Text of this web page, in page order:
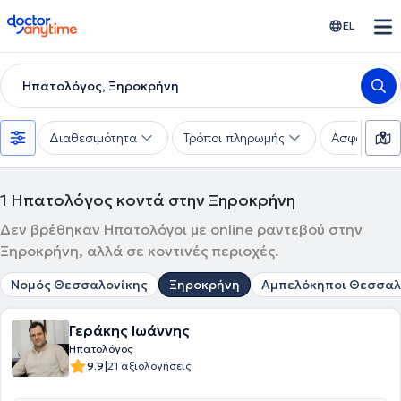
doctoranytime EL
Ηπατολόγος, Ξηροκρήνη
Διαθεσιμότητα Τρόποι πληρωμής
1 Ηπατολόγος κοντά στην Ξηροκρήνη
Δεν βρέθηκαν Ηπατολόγοι με online ραντεβού στην
Ξηροκρήνη, αλλά σε κοντινές περιοχές.
Νομός Θεσσαλονίκης Ξηροκρήνη Αμπελόκηποι
Γεράκης Ιωάννης
Ηπατολόγος
9.9|21 αξιολογήσεις